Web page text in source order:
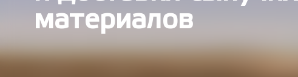
материалов